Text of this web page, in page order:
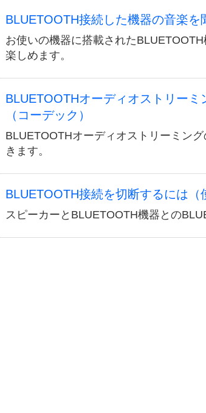
BLUETOOTH接続した機器の音楽を
お使いの機器に搭載された
楽しめます。
BLUETOOTHオーディオストリー
（コーデック）
BLUETOOTHオーディオストリーミン
きます。
BLUETOOTH接続を切断するには（
スピーカーとBLUETOOTH機器との